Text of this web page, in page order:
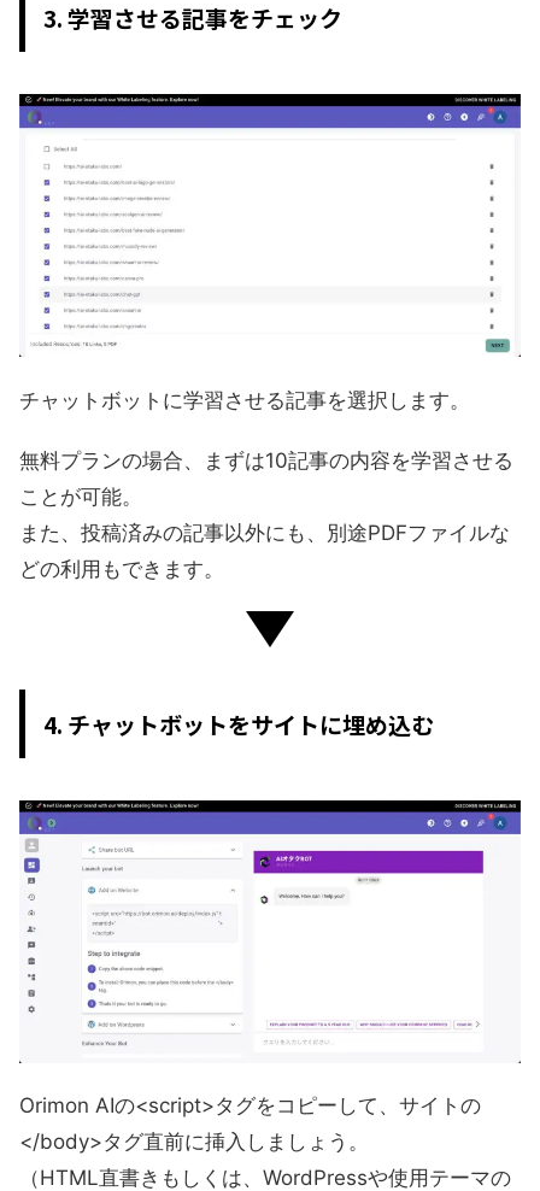
3. 学習させる記事をチェック
チャットボットに学習させる記事を選択します。
無料プランの場合、まずは10記事の内容を学習させる
ことが可能。
また、投稿済みの記事以外にも、別途PDFファイルな
どの利用もできます。
4. チャットボットをサイトに埋め込む
Orimon AIの<script>タグをコピーして、サイトの
</body>タグ直前に挿入しましょう。
（HTML直書きもしくは、WordPressや使用テーマの